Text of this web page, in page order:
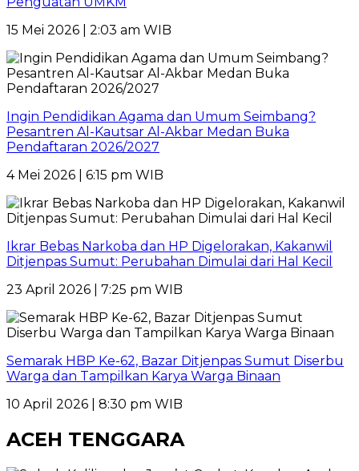
15 Mei 2026 | 2:03 am WIB
Ingin Pendidikan Agama dan Umum Seimbang?
Pesantren Al-Kautsar Al-Akbar Medan Buka
Pendaftaran 2026/2027
4 Mei 2026 | 6:15 pm WIB
Ikrar Bebas Narkoba dan HP Digelorakan, Kakanwil
Ditjenpas Sumut: Perubahan Dimulai dari Hal Kecil
23 April 2026 | 7:25 pm WIB
Semarak HBP Ke-62, Bazar Ditjenpas Sumut Diserbu
Warga dan Tampilkan Karya Warga Binaan
10 April 2026 | 8:30 pm WIB
ACEH TENGGARA